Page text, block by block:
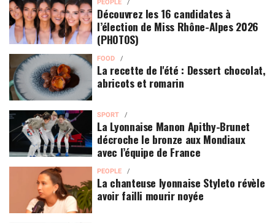
PEOPLE
Découvrez les 16 candidates à
l’élection de Miss Rhône-Alpes 2026
(PHOTOS)
FOOD
La recette de l'été : Dessert chocolat,
abricots et romarin
SPORT
La Lyonnaise Manon Apithy-Brunet
décroche le bronze aux Mondiaux
avec l’équipe de France
PEOPLE
La chanteuse lyonnaise Styleto révèle
avoir failli mourir noyée